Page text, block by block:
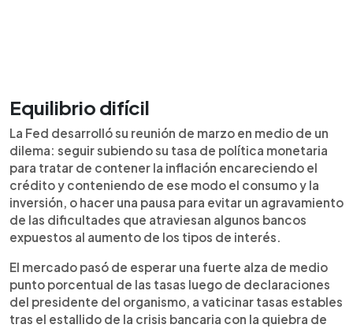
Equilibrio difícil
La Fed desarrolló su reunión de marzo en medio de un
dilema: seguir subiendo su tasa de política monetaria
para tratar de contener la inflación encareciendo el
crédito y conteniendo de ese modo el consumo y la
inversión, o hacer una pausa para evitar un agravamiento
de las dificultades que atraviesan algunos bancos
expuestos al aumento de los tipos de interés.
El mercado pasó de esperar una fuerte alza de medio
punto porcentual de las tasas luego de declaraciones
del presidente del organismo, a vaticinar tasas estables
tras el estallido de la crisis bancaria con la quiebra de